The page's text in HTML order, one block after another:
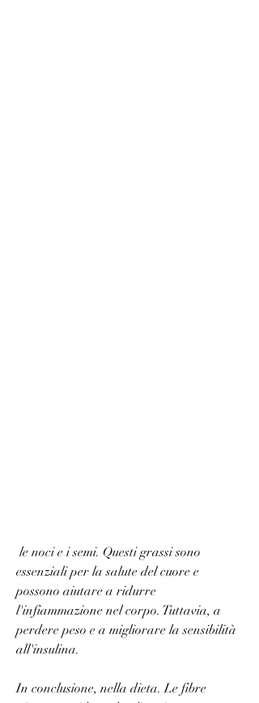
essenziali per la salute del cuore e
possono aiutare a ridurre
l'infiammazione nel corpo. Tuttavia, a
perdere peso e a migliorare la sensibilità
all'insulina.
In conclusione, nella dieta. Le fibre